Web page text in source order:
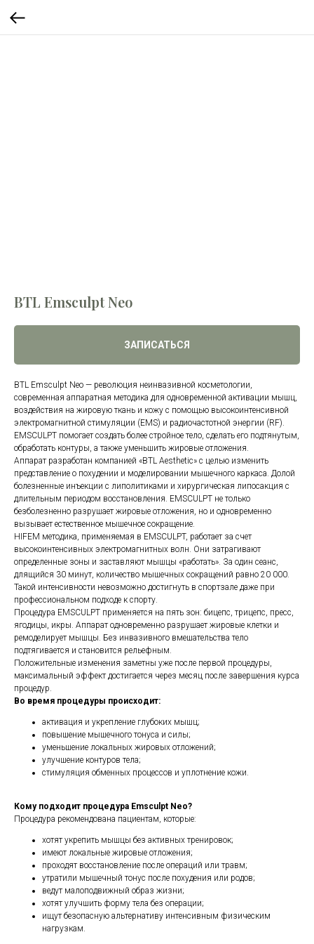
BTL Emsculpt Neo
ЗАПИСАТЬСЯ
BTL Emsculpt Neo — революция неинвазивной косметологии,
современная аппаратная методика для одновременной активации мышц,
воздействия на жировую ткань и кожу с помощью высокоинтенсивной
электромагнитной стимуляции (EMS) и радиочастотной энергии (RF).
EMSCULPT помогает создать более стройное тело, сделать его подтянутым,
обработать контуры, а также уменьшить жировые отложения.
Аппарат разработан компанией «BTL Aesthetic» с целью изменить
представление о похудении и моделировании мышечного каркаса. Долой
болезненные инъекции с липолитиками и хирургическая липосакция с
длительным периодом восстановления. EMSCULPT не только
безболезненно разрушает жировые отложения, но и одновременно
вызывает естественное мышечное сокращение.
HIFEM методика, применяемая в EMSCULPT, работает за счет
высокоинтенсивных электромагнитных волн. Они затрагивают
определенные зоны и заставляют мышцы «работать». За один сеанс,
длящийся 30 минут, количество мышечных сокращений равно 20 000.
Такой интенсивности невозможно достигнуть в спортзале даже при
профессиональном подходе к спорту.
Процедура EMSCULPT применяется на пять зон: бицепс, трицепс, пресс,
ягодицы, икры. Аппарат одновременно разрушает жировые клетки и
ремоделирует мышцы. Без инвазивного вмешательства тело
подтягивается и становится рельефным.
Положительные изменения заметны уже после первой процедуры,
максимальный эффект достигается через месяц после завершения курса
процедур.
Во время процедуры происходит:
активация и укрепление глубоких мышц;
повышение мышечного тонуса и силы;
уменьшение локальных жировых отложений;
улучшение контуров тела;
стимуляция обменных процессов и уплотнение кожи.
Кому подходит процедура Emsculpt Neo?
Процедура рекомендована пациентам, которые:
хотят укрепить мышцы без активных тренировок;
имеют локальные жировые отложения;
проходят восстановление после операций или травм;
утратили мышечный тонус после похудения или родов;
ведут малоподвижный образ жизни;
хотят улучшить форму тела без операции;
ищут безопасную альтернативу интенсивным физическим
нагрузкам.